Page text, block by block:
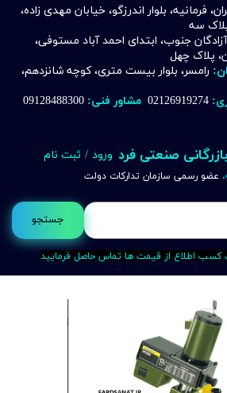
جستجو
فرمانیه، بلوار اندرزگو، خیابان مهدی زاده،
سه
آزادگان جنوب، ابتدای احمد آباد مستوفی،
پلاک چهل
رامسر، بلوار بیست متری، کوچه شانزدهم،
02126919274 مشاور فنی:
صنعتی فرد
عضو رسمی سازمان تدارکات دولت
ورود / ثبت نام
کسب اطلاع از قیمت ها تماس حاصل فرمایید